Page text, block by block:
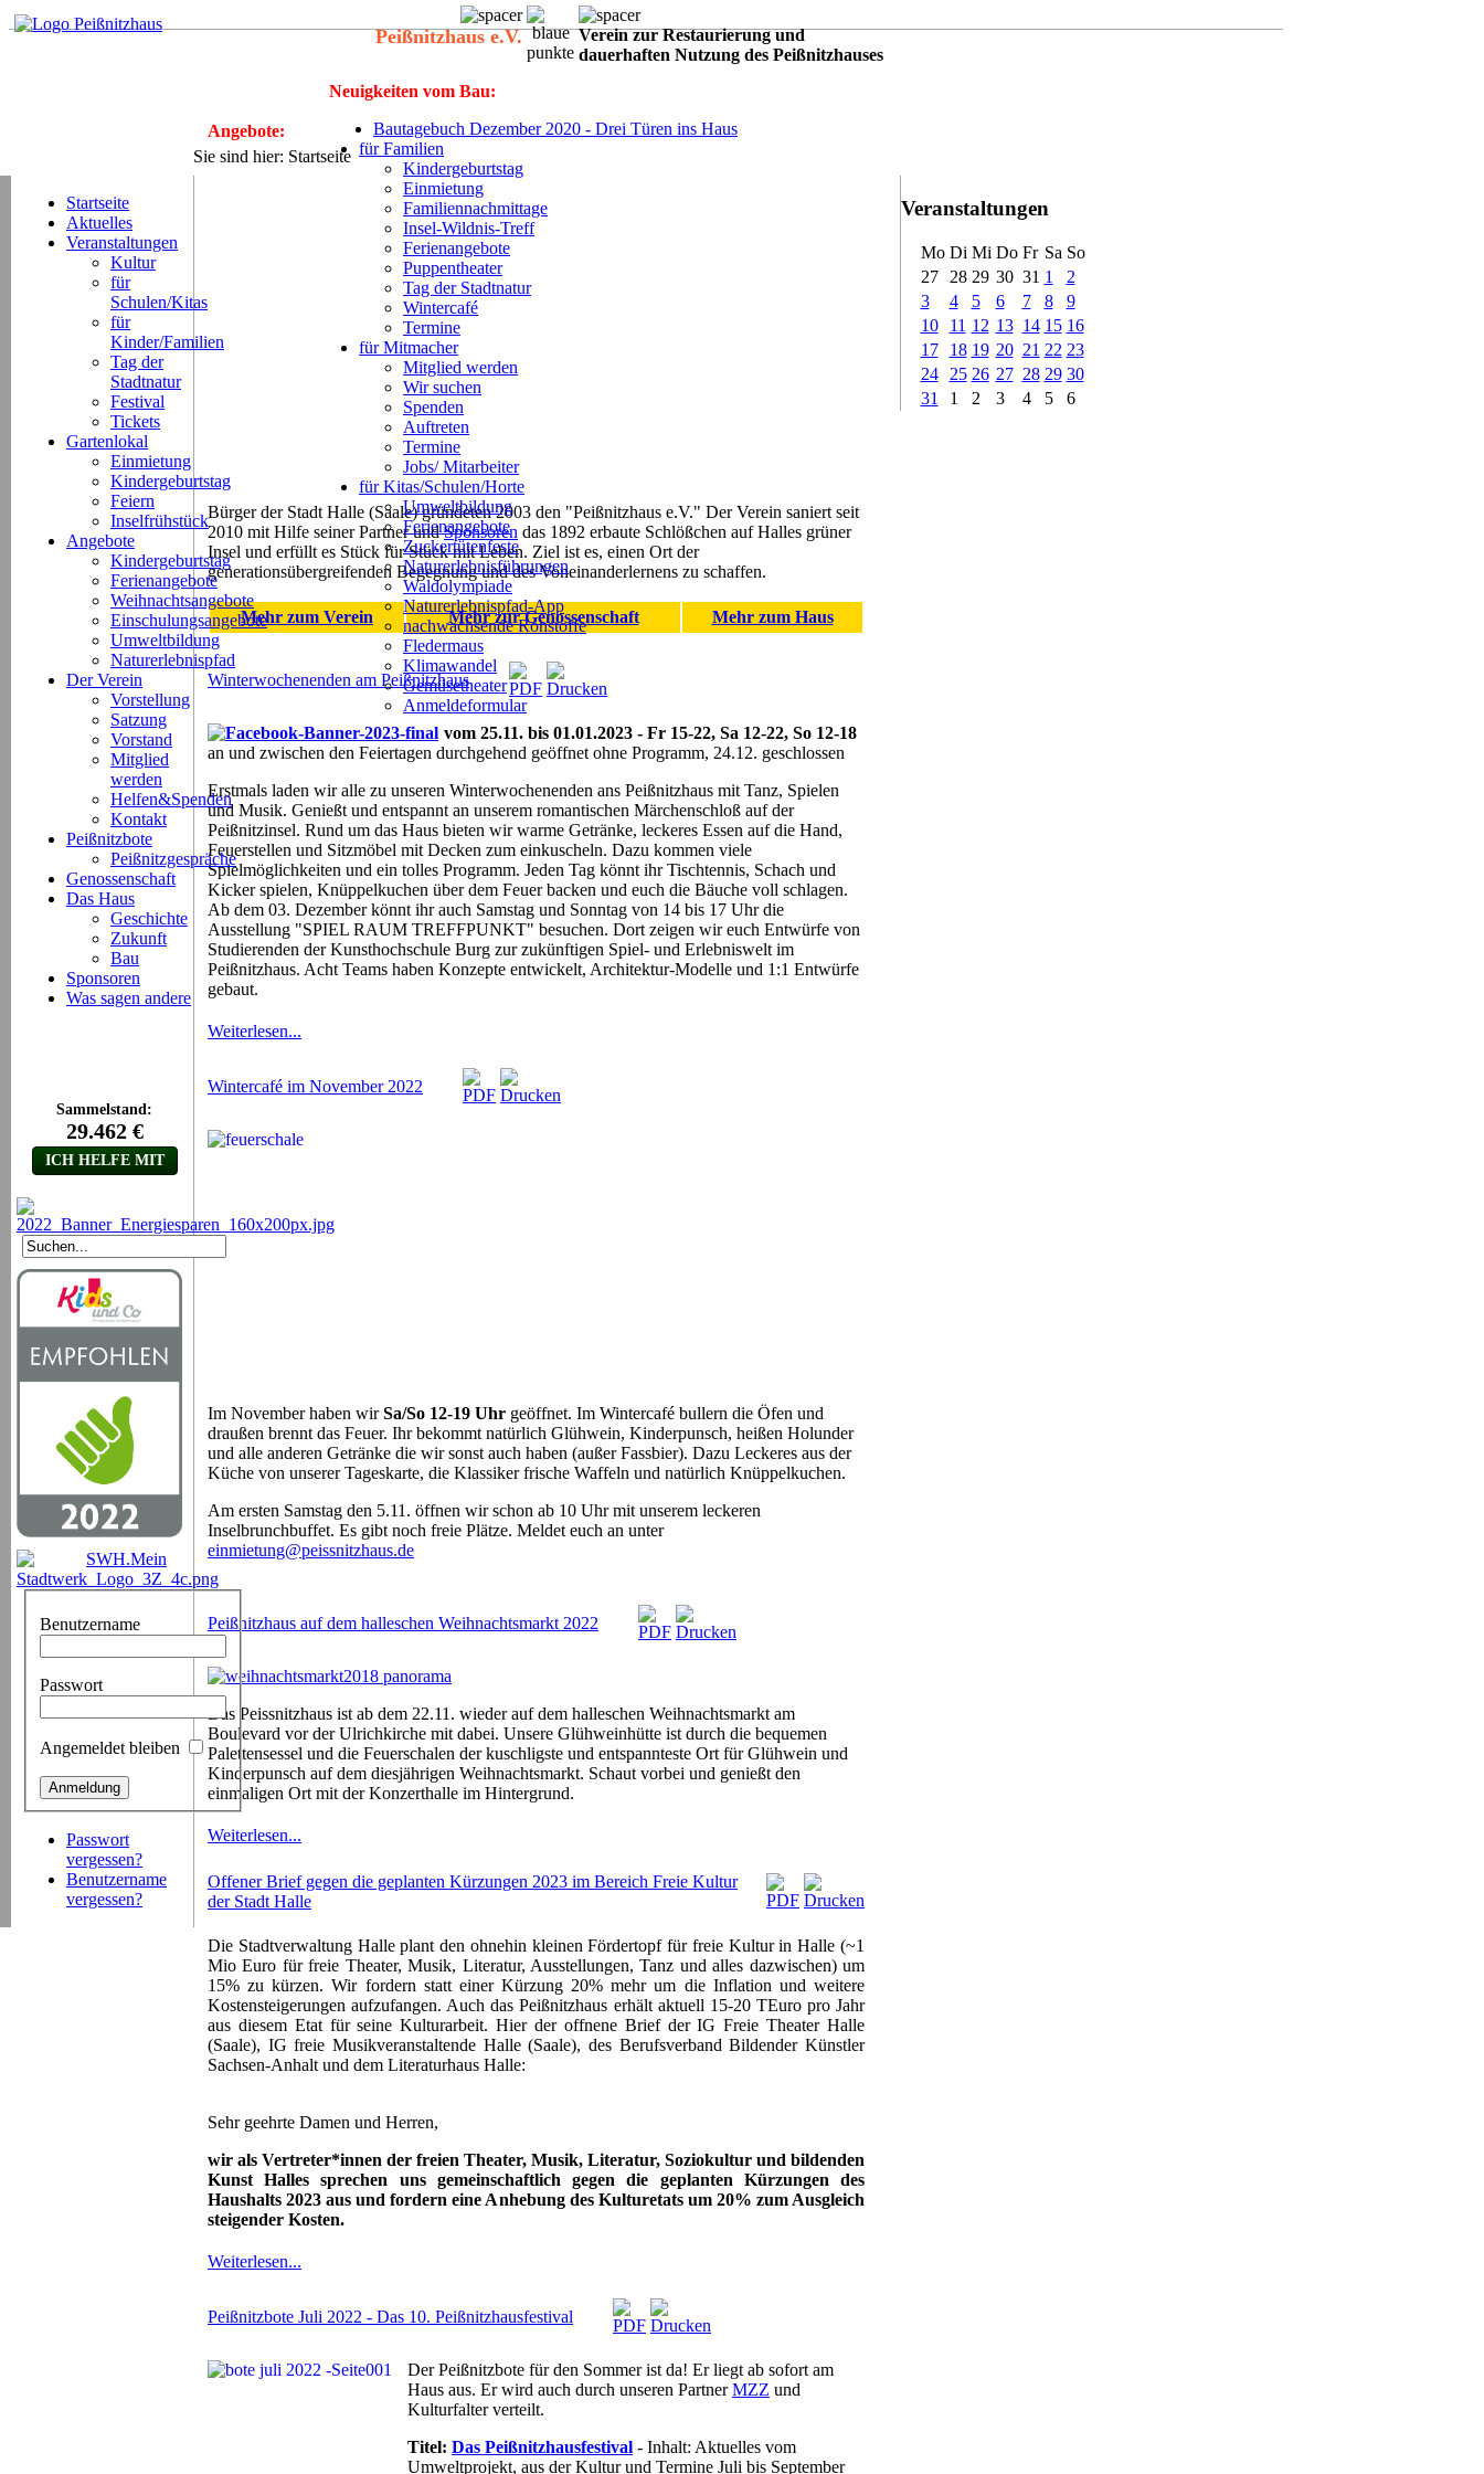
Peißnitzhaus e.V.
Verein zur Restaurierung und
dauerhaften Nutzung des Peißnitzhauses
Neuigkeiten vom Bau:
Bautagebuch Dezember 2020 - Drei Türen ins Haus
für Familien
Kindergeburtstag
Einmietung
Familiennachmittage
Insel-Wildnis-Treff
Ferienangebote
Puppentheater
Tag der Stadtnatur
Wintercafé
Termine
für Mitmacher
Mitglied werden
Wir suchen
Spenden
Auftreten
Termine
Jobs/ Mitarbeiter
für Kitas/Schulen/Horte
Umweltbildung
Ferienangebote
Zuckertütenfeste
Naturerlebnisführungen
Waldolympiade
Naturerlebnispfad-App
nachwachsende Rohstoffe
Fledermaus
Klimawandel
Gemüsetheater
Anmeldeformular
Angebote:
Sie sind hier: Startseite
Startseite
Aktuelles
Veranstaltungen
Kultur
für
Schulen/Kitas
für
Kinder/Familien
Tag der
Stadtnatur
Festival
Tickets
Gartenlokal
Einmietung
Kindergeburtstag
Feiern
Inselfrühstück
Angebote
Kindergeburtstag
Ferienangebote
Weihnachtsangebote
Einschulungsangebote
Umweltbildung
Naturerlebnispfad
Der Verein
Vorstellung
Satzung
Vorstand
Mitglied
werden
Helfen&Spenden
Kontakt
Peißnitzbote
Peißnitzgespräche
Genossenschaft
Das Haus
Geschichte
Zukunft
Bau
Sponsoren
Was sagen andere
Benutzername
Passwort
Angemeldet bleiben
Passwort
vergessen?
Benutzername
vergessen?
Veranstaltungen
Mo Di Mi Do Fr Sa So
27
28 29 30 31 1
2
3
4 5 6 7 8
9
10
11 12 13 14 15 16
17
18 19 20 21 22 23
24
25 26 27 28 29 30
31
1 2 3 4 5 6
Bürger der Stadt Halle (Saale) gründeten 2003 den "Peißnitzhaus e.V." Der Verein saniert seit
2010 mit Hilfe seiner Partner undSponsoren das 1892 erbaute Schlößchen auf Halles grüner
Insel und erfüllt es Stück für Stück mit Leben. Ziel ist es, einen Ort der
generationsübergreifenden Begegnung und des Voneinanderlernens zu schaffen.
Mehr zum Verein Mehr zur Genossenschaft Mehr zum Haus
Winterwochenenden am Peißnitzhaus
vom 25.11. bis 01.01.2023 - Fr 15-22, Sa 12-22, So 12-18
an und zwischen den Feiertagen durchgehend geöffnet ohne Programm, 24.12. geschlossen
Erstmals laden wir alle zu unseren Winterwochenenden ans Peißnitzhaus mit Tanz, Spielen
und Musik. Genießt und entspannt an unserem romantischen Märchenschloß auf der
Peißnitzinsel. Rund um das Haus bieten wir warme Getränke, leckeres Essen auf die Hand,
Feuerstellen und Sitzmöbel mit Decken zum einkuscheln. Dazu kommen viele
Spielmöglichkeiten und ein tolles Programm. Jeden Tag könnt ihr Tischtennis, Schach und
Kicker spielen, Knüppelkuchen über dem Feuer backen und euch die Bäuche voll schlagen.
Ab dem 03. Dezember könnt ihr auch Samstag und Sonntag von 14 bis 17 Uhr die
Ausstellung "SPIEL RAUM TREFFPUNKT" besuchen. Dort zeigen wir euch Entwürfe von
Studierenden der Kunsthochschule Burg zur zukünftigen Spiel- und Erlebniswelt im
Peißnitzhaus. Acht Teams haben Konzepte entwickelt, Architektur-Modelle und 1:1 Entwürfe
gebaut.
Weiterlesen...
Wintercafé im November 2022
Im November haben wirSa/So 12-19 Uhr geöffnet. Im Wintercafé bullern die Öfen und
draußen brennt das Feuer. Ihr bekommt natürlich Glühwein, Kinderpunsch, heißen Holunder
und alle anderen Getränke die wir sonst auch haben (außer Fassbier). Dazu Leckeres aus der
Küche von unserer Tageskarte, die Klassiker frische Waffeln und natürlich Knüppelkuchen.
Am ersten Samstag den 5.11. öffnen wir schon ab 10 Uhr mit unserem leckeren
Inselbrunchbuffet. Es gibt noch freie Plätze. Meldet euch an unter
einmietung@peissnitzhaus.de
Peißnitzhaus auf dem halleschen Weihnachtsmarkt 2022
Das Peissnitzhaus ist ab dem 22.11. wieder auf dem halleschen Weihnachtsmarkt am
Boulevard vor der Ulrichkirche mit dabei. Unsere Glühweinhütte ist durch die bequemen
Palettensessel und die Feuerschalen der kuschligste und entspannteste Ort für Glühwein und
Kinderpunsch auf dem diesjährigen Weihnachtsmarkt. Schaut vorbei und genießt den
einmaligen Ort mit der Konzerthalle im Hintergrund.
Weiterlesen...
Offener Brief gegen die geplanten Kürzungen 2023 im Bereich Freie Kultur
der Stadt Halle
Die Stadtverwaltung Halle plant den ohnehin kleinen Fördertopf für freie Kultur in Halle (~1
Mio Euro für freie Theater, Musik, Literatur, Ausstellungen, Tanz und alles dazwischen) um
15% zu kürzen. Wir fordern statt einer Kürzung 20% mehr um die Inflation und weitere
Kostensteigerungen aufzufangen. Auch das Peißnitzhaus erhält aktuell 15-20 TEuro pro Jahr
aus diesem Etat für seine Kulturarbeit. Hier der offnene Brief der IG Freie Theater Halle
(Saale), IG freie Musikveranstaltende Halle (Saale), des Berufsverband Bildender Künstler
Sachsen-Anhalt und dem Literaturhaus Halle:
Sehr geehrte Damen und Herren,
wir als Vertreter*innen der freien Theater, Musik, Literatur, Soziokultur und bildenden
Kunst Halles sprechen uns gemeinschaftlich gegen die geplanten Kürzungen des
Haushalts 2023 aus und fordern eine Anhebung des Kulturetats um 20% zum Ausgleich
steigender Kosten.
Weiterlesen...
Peißnitzbote Juli 2022 - Das 10. Peißnitzhausfestival
Der Peißnitzbote für den Sommer ist da! Er liegt ab sofort am
Haus aus. Er wird auch durch unseren PartnerMZZ und
Kulturfalter verteilt.
Titel: Das Peißnitzhausfestival - Inhalt: Aktuelles vom
Umweltprojekt, aus der Kultur und Termine Juli bis September